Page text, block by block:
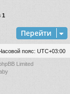
1
Перейти
пояс: UTC+03:00
Limited